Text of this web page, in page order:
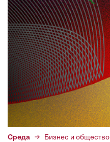
Среда Бизнес и общество